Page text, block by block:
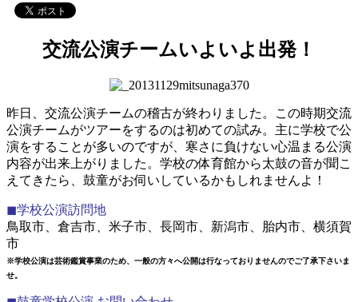
交流公演チームいよいよ出発！
昨日、交流公演チームの稽古が終わりました。この時期交流
公演チームがツアーをするのは初めての試み。主に学校で公
演をすることが多いのですが、寒さに負けない心温まる公演
内容が出来上がりました。学校の体育館から太鼓の音が聞こ
えてきたら、鼓童がお伺いしているかもしれませんよ！
◼︎学校公演訪問地
鳥取市、倉吉市、米子市、長岡市、新潟市、胎内市、横須賀
市
※学校公演は芸術鑑賞事業のため、一般の方々へ公開は行なっておりませんのでご了承下さいま
せ。